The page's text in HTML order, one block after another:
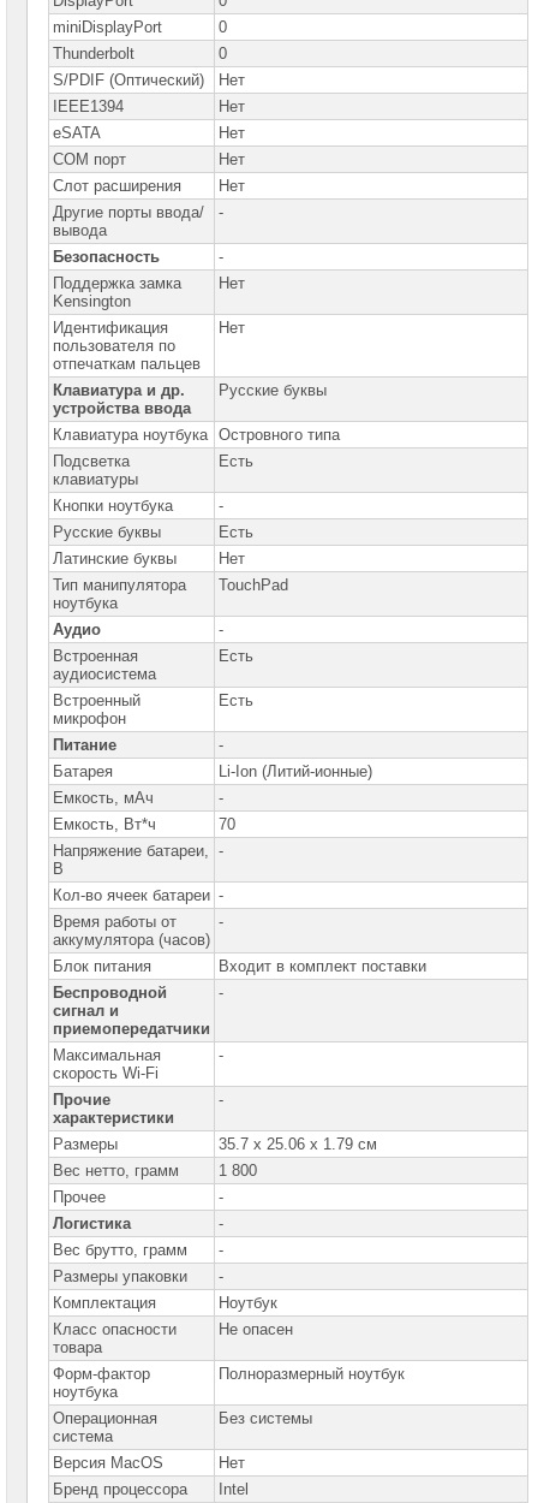
miniDisplayPort
0
Thunderbolt
0
S/PDIF (Оптический)
Нет
IEEE1394
Нет
eSATA
Нет
COM порт
Нет
Слот расширения
Нет
Другие порты ввода/
вывода
-
Безопасность
-
Поддержка замка
Kensington
Нет
Идентификация
пользователя по
отпечаткам пальцев
Нет
Клавиатура и др.
устройства ввода
Русские буквы
Клавиатура ноутбука
Островного типа
Подсветка
клавиатуры
Есть
Кнопки ноутбука
-
Русские буквы
Есть
Латинские буквы
Нет
Тип манипулятора
ноутбука
TouchPad
Аудио
-
Встроенная
аудиосистема
Есть
Встроенный
микрофон
Есть
Питание
-
Батарея
Li-Ion (Литий-ионные)
Емкость, мАч
-
Емкость, Вт*ч
70
Напряжение батареи,
В
-
Кол-во ячеек батареи -
Время работы от
аккумулятора (часов)
-
Блок питания
Входит в комплект поставки
Беспроводной
сигнал и
приемопередатчики
-
Максимальная
скорость Wi-Fi
-
Прочие
характеристики
-
Размеры
35.7 x 25.06 x 1.79 см
Вес нетто, грамм
1 800
Прочее
-
Логистика
-
Вес брутто, грамм
-
Размеры упаковки
-
Комплектация
Ноутбук
Класс опасности
товара
Не опасен
Форм-фактор
ноутбука
Полноразмерный ноутбук
Операционная
система
Без системы
Версия MacOS
Нет
Бренд процессора
Intel